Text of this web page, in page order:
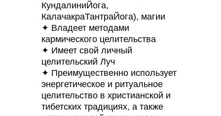
КундалиниЙога,
КалачакраТантраЙога), магии
✦ Владеет методами
кармического целительства
✦ Имеет свой личный
целительский Луч
✦ Преимущественно использует
энергетическое и ритуальное
целительство в христианской и
тибетских традициях, а также